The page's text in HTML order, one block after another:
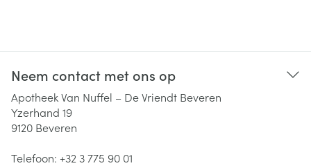
Neem contact met ons op
Apotheek Van Nuffel – De Vriendt Beveren
Yzerhand 19
9120 Beveren
Telefoon: +32 3 775 90 01